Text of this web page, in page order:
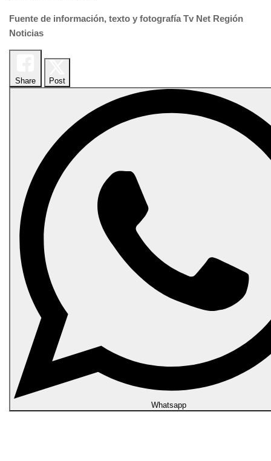
Fuente de información, texto y fotografía Tv Net Región
Noticias
Share Post
Whatsapp